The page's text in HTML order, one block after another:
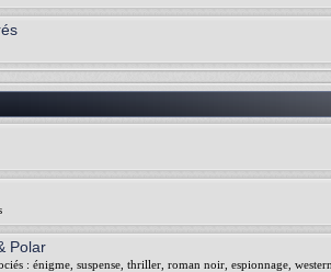
Polar
: énigme, suspense, thriller, roman noir, espionnage,